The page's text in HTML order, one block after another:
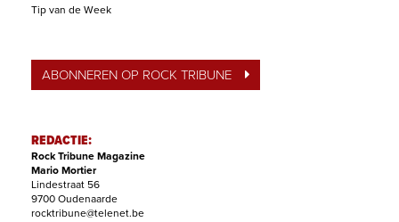
Tip van de Week
ABONNEREN OP ROCK TRIBUNE
REDACTIE:
Rock Tribune Magazine
Mario Mortier
Lindestraat 56
9700 Oudenaarde
rocktribune@telenet.be